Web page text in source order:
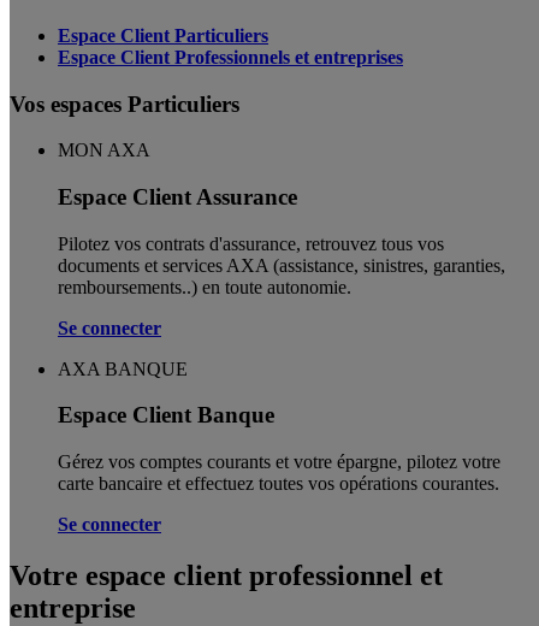
Espace Client Particuliers
Espace Client Professionnels et entreprises
Vos espaces Particuliers
MON AXA
Espace Client Assurance
Pilotez vos contrats d'assurance, retrouvez tous vos
documents et services AXA (assistance, sinistres, garanties,
remboursements..) en toute autonomie. ​
Se connecter
AXA BANQUE
Espace Client Banque
Gérez vos comptes courants et votre épargne, pilotez votre
carte bancaire et effectuez toutes vos opérations courantes.
Se connecter
Votre espace client professionnel et
entreprise